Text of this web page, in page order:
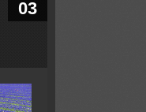
03